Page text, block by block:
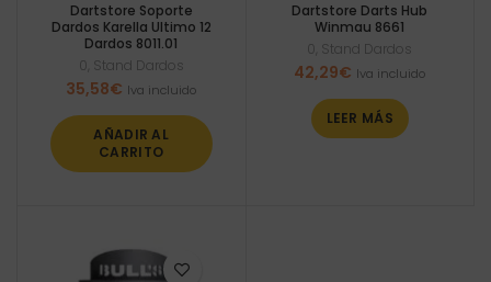
Dartstore Soporte
Dardos Karella Ultimo 12
Dardos 8011.01
0 Stand Dardos
35,58€ Iva incluido
AÑADIR AL
CARRITO
Dartstore Darts Hub
Winmau 8661
0 Stand Dardos
42,29€ Iva incluido
LEER MÁS